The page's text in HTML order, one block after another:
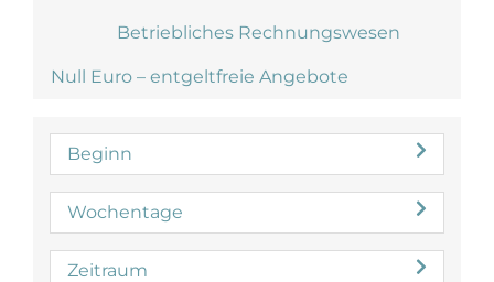
Betriebliches Rechnungswesen
Null Euro – entgeltfreie Angebote
Beginn
Wochentage
Zeitraum